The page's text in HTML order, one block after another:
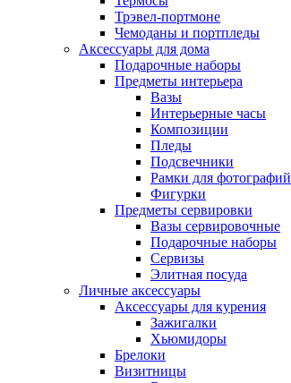
Трэвел-портмоне
Чемоданы и портпледы
Аксессуары для дома
Подарочные наборы
Предметы интерьера
Вазы
Интерьерные часы
Композиции
Пледы
Подсвечники
Рамки для фотографий
Фигурки
Предметы сервировки
Вазы сервировочные
Подарочные наборы
Сервизы
Элитная посуда
Личные аксессуары
Аксессуары для курения
Зажигалки
Хьюмидоры
Брелоки
Визитницы